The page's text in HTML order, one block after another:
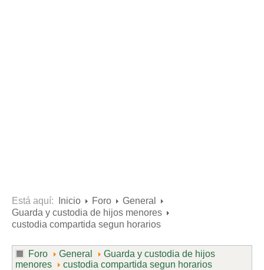
Está aquí: Inicio Foro
General
Guarda y custodia de hijos menores
custodia compartida segun horarios
Foro General
Guarda y custodia de hijos
menores
custodia compartida segun horarios